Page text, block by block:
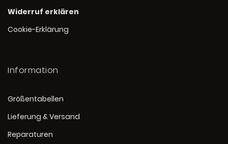
Widerruf erklären
Cookie-Erklärung
Information
Größentabellen
Lieferung & Versand
Reparaturen